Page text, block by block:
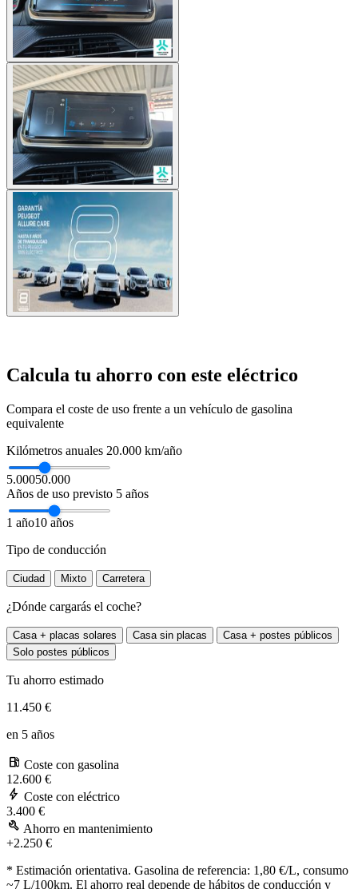
Calcula tu ahorro con este eléctrico
Compara el coste de uso frente a un vehículo de gasolina
equivalente
Kilómetros anuales 20.000 km/año
5.00050.000
Años de uso previsto 5 años
1 año10 años
Tipo de conducción
Ciudad Mixto Carretera
¿Dónde cargarás el coche?
Casa + placas solares Casa sin placas
Casa + postes públicos
Solo postes públicos
Tu ahorro estimado
11.450 €
en 5 años
local_gas_station Coste con gasolina
12.600 €
bolt Coste con eléctrico
3.400 €
build Ahorro en mantenimiento
+2.250 €
* Estimación orientativa. Gasolina de referencia: 1,80 €/L, consumo
~7 L/100km. El ahorro real depende de hábitos de conducción y